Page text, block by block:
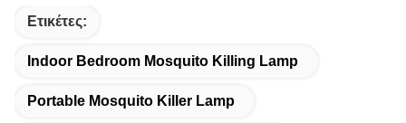
Ετικέτες:
Indoor Bedroom Mosquito Killing Lamp
Portable Mosquito Killer Lamp